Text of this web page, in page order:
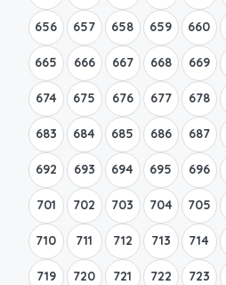
656 657 658 659 660
665 666 667 668 669
674 675 676 677 678
683 684 685 686 687
692 693 694 695 696
701 702 703 704 705
710 711 712 713 714
719 720 721 722 723